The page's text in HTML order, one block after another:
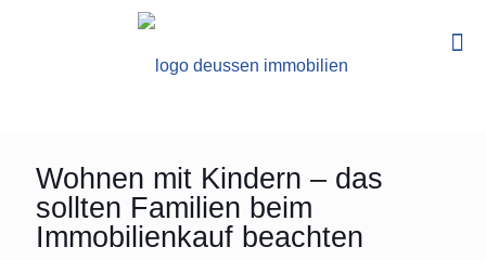
Wohnen mit Kindern – das
sollten Familien beim
Immobilienkauf beachten